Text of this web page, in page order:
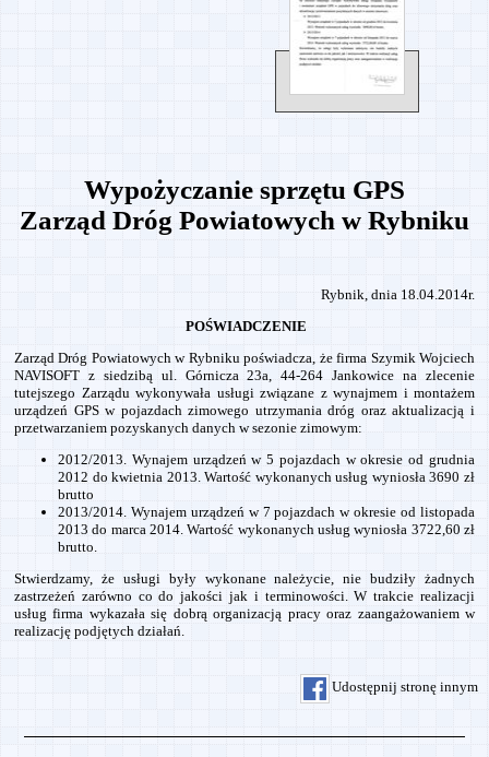
Wypożyczanie sprzętu GPS
Zarząd Dróg Powiatowych w Rybniku
Rybnik, dnia 18.04.2014r.
POŚWIADCZENIE
Zarząd Dróg Powiatowych w Rybniku poświadcza, że firma Szymik Wojciech
NAVISOFT z siedzibą ul. Górnicza 23a, 44-264 Jankowice na zlecenie
tutejszego Zarządu wykonywała usługi związane z wynajmem i montażem
urządzeń GPS w pojazdach zimowego utrzymania dróg oraz aktualizacją i
przetwarzaniem pozyskanych danych w sezonie zimowym:
2012/2013. Wynajem urządzeń w 5 pojazdach w okresie od grudnia
2012 do kwietnia 2013. Wartość wykonanych usług wyniosła 3690 zł
brutto
2013/2014. Wynajem urządzeń w 7 pojazdach w okresie od listopada
2013 do marca 2014. Wartość wykonanych usług wyniosła 3722,60 zł
brutto.
Stwierdzamy, że usługi były wykonane należycie, nie budziły żadnych
zastrzeżeń zarówno co do jakości jak i terminowości. W trakcie realizacji
usług firma wykazała się dobrą organizacją pracy oraz zaangażowaniem w
realizację podjętych działań.
Udostępnij stronę innym